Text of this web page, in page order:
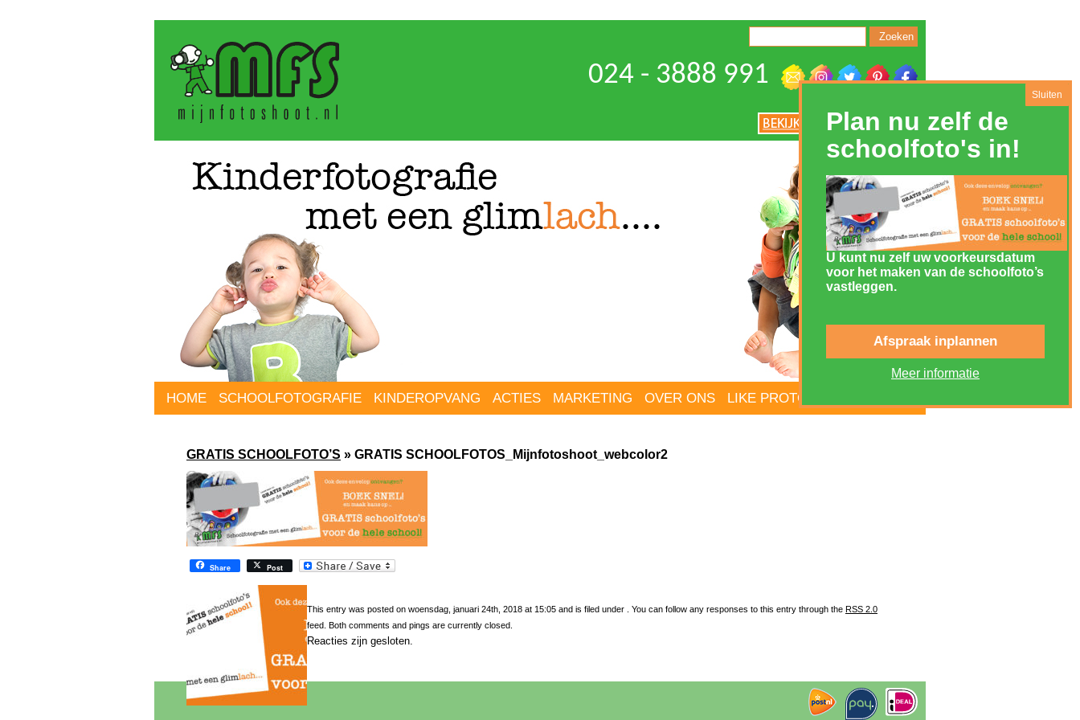
024 - 3888 991
HOME SCHOOLFOTOGRAFIE KINDEROPVANG ACTIES MARKETING OVER ONS LIKE PROTOCOL
GRATIS SCHOOLFOTO’S » GRATIS SCHOOLFOTOS_Mijnfotoshoot_webcolor2
Share Post
This entry was posted on woensdag, januari 24th, 2018 at 15:05 and is filed under . You can follow any responses to this entry through the RSS 2.0
feed. Both comments and pings are currently closed.
Reacties zijn gesloten.
U kunt nu zelf uw voorkeursdatum
voor het maken van de schoolfoto’s
vastleggen.
Afspraak inplannen
Meer informatie